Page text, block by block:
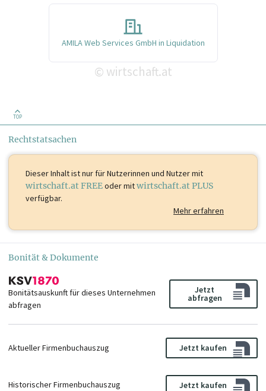
AMILA Web Services GmbH in Liquidation
© wirtschaft.at
TOP
Rechtstatsachen
Dieser Inhalt istnur für Nutzerinnen und Nutzer mit
wirtschaft.at FREEoder mitwirtschaft.at PLUS
verfügbar.
Mehr erfahren
Bonität & Dokumente
Bonitätsauskunft für dieses Unternehmen
abfragen
Jetzt
abfragen
Aktueller Firmenbuchauszug Jetzt kaufen
Historischer Firmenbuchauszug Jetzt kaufen